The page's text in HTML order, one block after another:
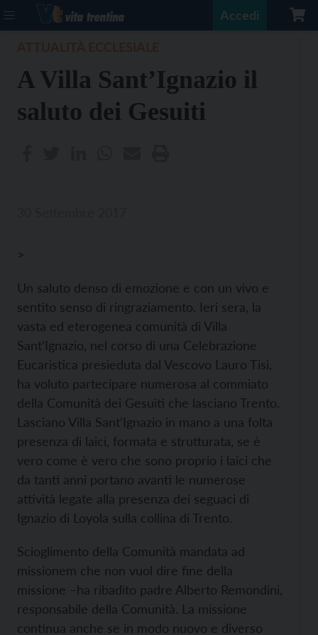
Accedi
A Villa Sant’Ignazio il
saluto dei Gesuiti
>
Un saluto denso di emozione e con un vivo e
sentito senso di ringraziamento. Ieri sera, la
vasta ed eterogenea comunità di Villa
Sant’Ignazio, nel corso di una Celebrazione
Eucaristica presieduta dal Vescovo Lauro Tisi,
ha voluto partecipare numerosa al commiato
della Comunità dei Gesuiti che lasciano Trento.
Lasciano Villa Sant’Ignazio in mano a una folta
presenza di laici, formata e strutturata, se è
vero come è vero che sono proprio i laici che
da tanti anni portano avanti le numerose
attività legate alla presenza dei seguaci di
Ignazio di Loyola sulla collina di Trento.
Scioglimento della Comunità mandata ad
missionem che non vuol dire fine della
missione –ha ribadito padre Alberto Remondini,
responsabile della Comunità. La missione
continua anche se in modo nuovo e diverso